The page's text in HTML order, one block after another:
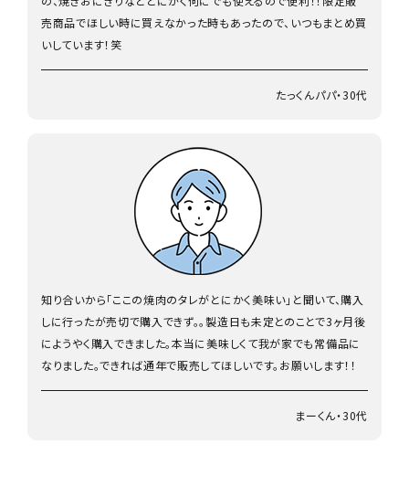
売商品でほしい時に買えなかった時もあったので、いつもまとめ買
いしています！笑
たっくんパパ・30代
知り合いから「ここの焼肉のタレがとにかく美味い」と聞いて、購入
しに行ったが売切で購入できず。。製造日も未定とのことで3ヶ月後
にようやく購入できました。本当に美味しくて我が家でも常備品に
なりました。できれば通年で販売してほしいです。お願いします！！
まーくん・30代